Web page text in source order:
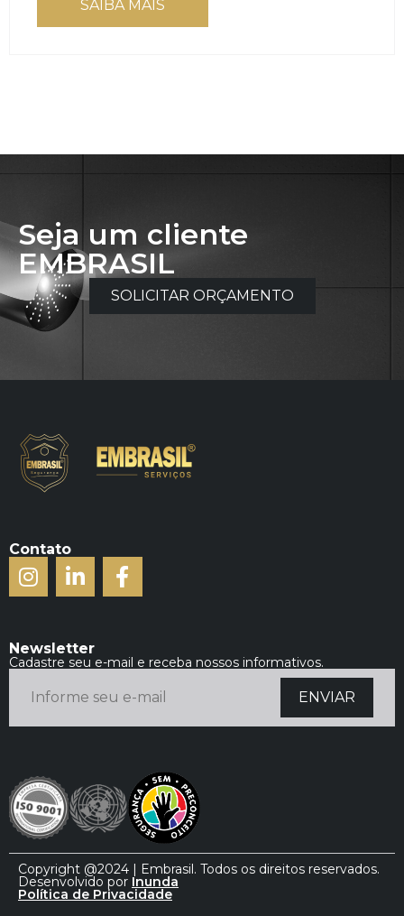
SAIBA MAIS
Seja um cliente
EMBRASIL
SOLICITAR ORÇAMENTO
Contato
Newsletter
Cadastre seu e-mail e receba nossos informativos.
Copyright @2024 | Embrasil. Todos os direitos reservados.
Desenvolvido por Inunda
Política de Privacidade